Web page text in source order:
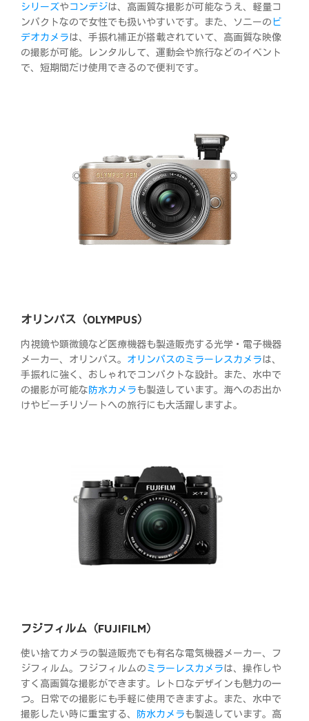
シリーズやコンデジは、高画質な撮影が可能なうえ、軽量コ
ンパクトなので女性でも扱いやすいです。また、ソニーの ビ
デオカメラは、手振れ補正が搭載されていて、高画質な映像
の撮影が可能。レンタルして、運動会や旅行などのイベント
で、短期間だけ使用できるので便利です。
オリンパス（OLYMPUS）
内視鏡や顕微鏡など医療機器も製造販売する光学・電子機器
メーカー、オリンパス。 オリンパスのミラーレスカメラは、
手振れに強く、おしゃれでコンパクトな設計。また、水中で
の撮影が可能な防水カメラも製造しています。海へのお出か
けやビーチリゾートへの旅行にも大活躍しますよ。
フジフィルム（FUJIFILM）
使い捨てカメラの製造販売でも有名な電気機器メーカー、フ
ジフィルム。フジフィルムのミラーレスカメラは、操作しや
すく高画質な撮影ができます。レトロなデザインも魅力の一
つ。日常での撮影にも手軽に使用できますよ。また、水中で
撮影したい時に重宝する、 防水カメラも製造しています。高